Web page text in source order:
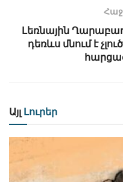
Լեռնային
դեռևս մնում է
Այլ Լուրեր